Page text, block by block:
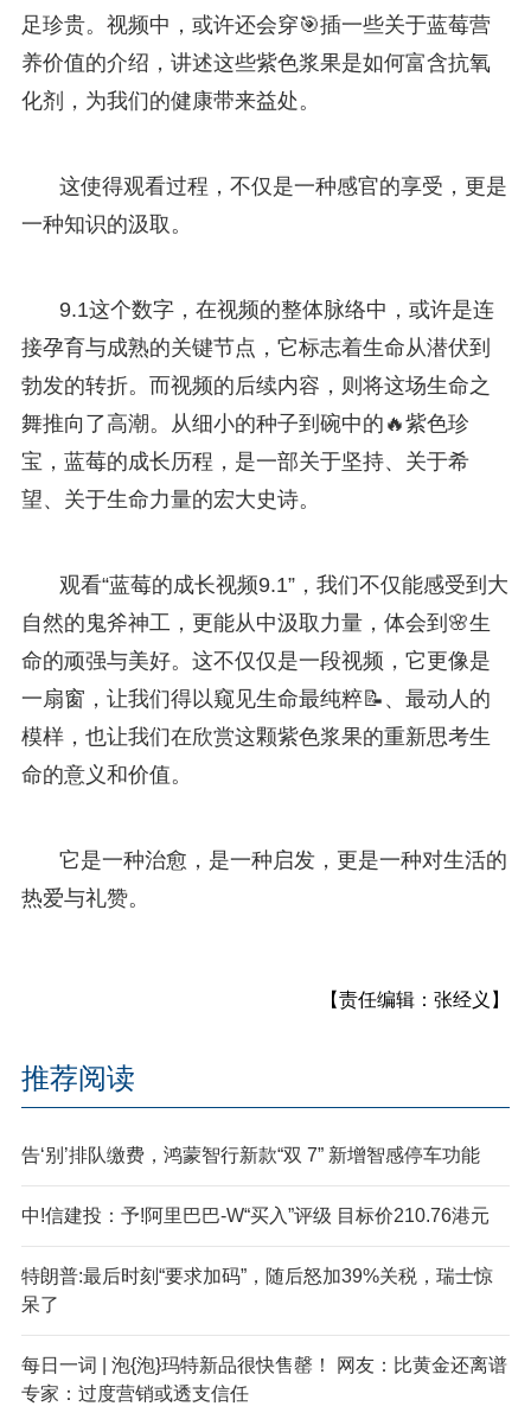
足珍贵。视频中，或许还会穿🎯插一些关于蓝莓营
养价值的介绍，讲述这些紫色浆果是如何富含抗氧
化剂，为我们的健康带来益处。
这使得观看过程，不仅是一种感官的享受，更是
一种知识的汲取。
9.1这个数字，在视频的整体脉络中，或许是连
接孕育与成熟的关键节点，它标志着生命从潜伏到
勃发的转折。而视频的后续内容，则将这场生命之
舞推向了高潮。从细小的种子到碗中的🔥紫色珍
宝，蓝莓的成长历程，是一部关于坚持、关于希
望、关于生命力量的宏大史诗。
观看“蓝莓的成长视频9.1”，我们不仅能感受到大
自然的鬼斧神工，更能从中汲取力量，体会到🌸生
命的顽强与美好。这不仅仅是一段视频，它更像是
一扇窗，让我们得以窥见生命最纯粹📝、最动人的
模样，也让我们在欣赏这颗紫色浆果的重新思考生
命的意义和价值。
它是一种治愈，是一种启发，更是一种对生活的
热爱与礼赞。
【责任编辑：张经义】
推荐阅读
告‘别’排队缴费，鸿蒙智行新款“双 7” 新增智感停车功能
中!信建投：予!阿里巴巴-W“买入”评级 目标价210.76港元
特朗普:最后时刻“要求加码”，随后怒加39%关税，瑞士惊
呆了
每日一词 | 泡{泡}玛特新品很快售罄！ 网友：比黄金还离谱
专家：过度营销或透支信任